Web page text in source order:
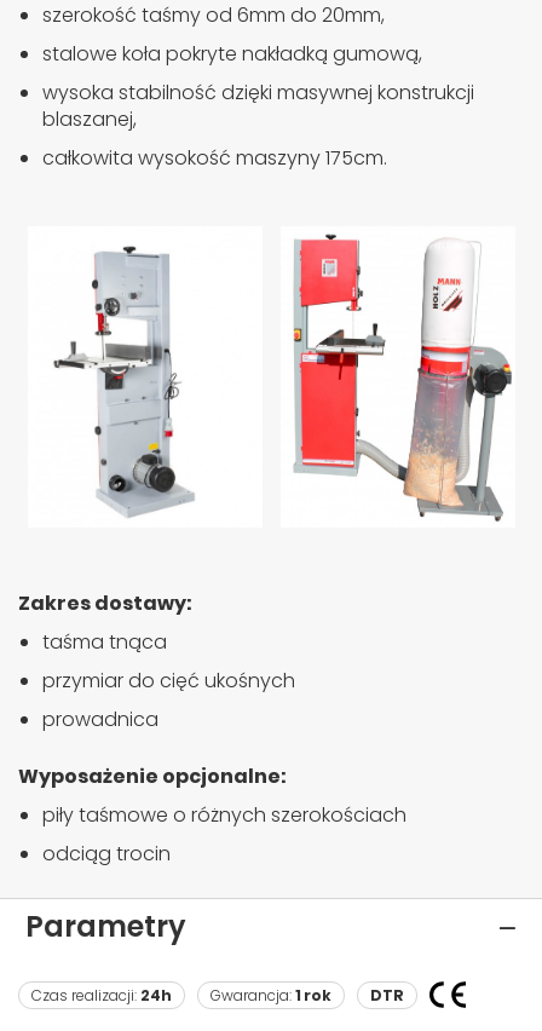
szerokość taśmy od 6mm do 20mm,
stalowe koła pokryte nakładką gumową,
wysoka stabilność dzięki masywnej konstrukcji
blaszanej,
całkowita wysokość maszyny 175cm.
Zakres dostawy:
taśma tnąca
przymiar do cięć ukośnych
prowadnica
Wyposażenie opcjonalne:
piły taśmowe o różnych szerokościach
odciąg trocin
Parametry
Czas realizacji: 24h Gwarancja:1 rok DTR